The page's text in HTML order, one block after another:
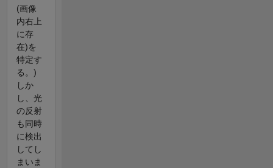
(画像
内右上
に存
在)を
特定す
る。)
しか
し、光
の反射
も同時
に検出
してし
まいま